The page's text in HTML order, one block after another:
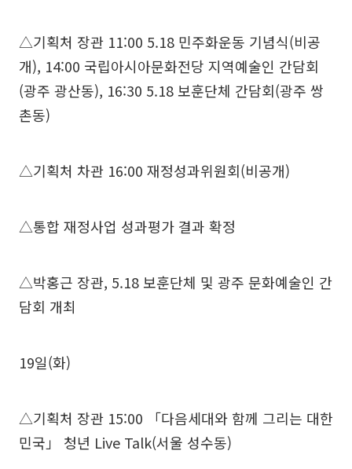
△기획처 장관 11:00 5.18 민주화운동 기념식(비공
개), 14:00 국립아시아문화전당 지역예술인 간담회
(광주 광산동), 16:30 5.18 보훈단체 간담회(광주 쌍
촌동)
△기획처 차관 16:00 재정성과위원회(비공개)
△통합 재정사업 성과평가 결과 확정
△박홍근 장관, 5.18 보훈단체 및 광주 문화예술인 간
담회 개최
19일(화)
△기획처 장관 15:00 「다음세대와 함께 그리는 대한
민국」 청년 Live Talk(서울 성수동)